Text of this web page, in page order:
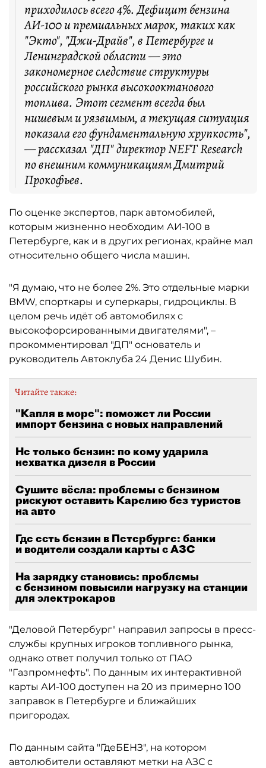
приходилось всего 4%. Дефицит бензина
АИ-100 и премиальных марок, таких как
"Экто", "Джи-Драйв", в Петербурге и
Ленинградской области — это
закономерное следствие структуры
российского рынка высокооктанового
топлива. Этот сегмент всегда был
нишевым и уязвимым, а текущая ситуация
показала его фундаментальную хрупкость",
— рассказал "ДП" директор NEFT Research
по внешним коммуникациям Дмитрий
Прокофьев.
По оценке экспертов, парк автомобилей,
которым жизненно необходим АИ-100 в
Петербурге, как и в других регионах, крайне мал
относительно общего числа машин.
"Я думаю, что не более 2%. Это отдельные марки
BMW, спорткары и суперкары, гидроциклы. В
целом речь идёт об автомобилях с
высокофорсированными двигателями", –
прокомментировал "ДП" основатель и
руководитель Автоклуба 24 Денис Шубин.
Читайте также:
"Капля в море": поможет ли России
импорт бензина с новых направлений
Не только бензин: по кому ударила
нехватка дизеля в России
Сушите вёсла: проблемы с бензином
рискуют оставить Карелию без туристов
на авто
Где есть бензин в Петербурге: банки
и водители создали карты с АЗС
На зарядку становись: проблемы
с бензином повысили нагрузку на станции
для электрокаров
"Деловой Петербург" направил запросы в пресс-
службы крупных игроков топливного рынка,
однако ответ получил только от ПАО
"Газпромнефть". По данным их интерактивной
карты АИ-100 доступен на 20 из примерно 100
заправок в Петербурге и ближайших
пригородах.
По данным сайта "ГдеБЕНЗ", на котором
автолюбители оставляют метки на АЗС с